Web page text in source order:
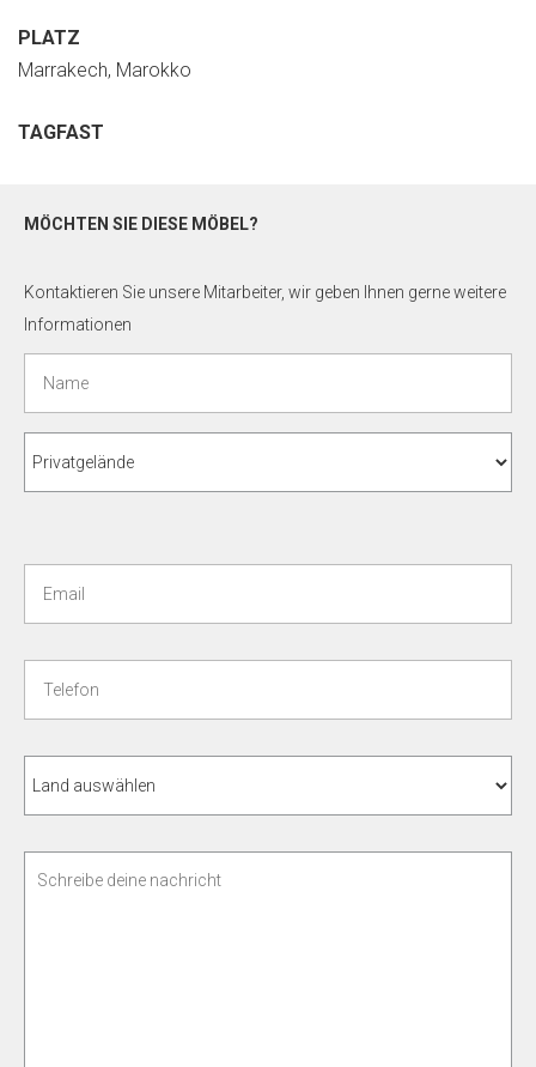
PLATZ
Marrakech, Marokko
TAGFAST
MÖCHTEN SIE DIESE MÖBEL?
Kontaktieren Sie unsere Mitarbeiter, wir geben Ihnen gerne weitere
Informationen